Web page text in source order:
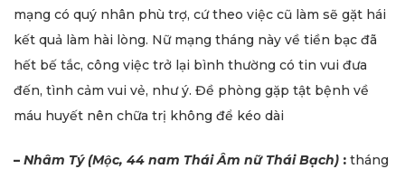
mạng có quý nhân phù trợ, cứ theo việc cũ làm sẽ gặt hái
kết quả làm hài lòng. Nữ mạng tháng này về tiền bạc đã
hết bế tắc, công việc trở lại bình thường có tin vui đưa
đến, tình cảm vui vẻ, như ý. Đề phòng gặp tật bệnh về
máu huyết nên chữa trị không để kéo dài
– Nhâm Tý (Mộc, 44 nam Thái Âm nữ Thái Bạch) : tháng